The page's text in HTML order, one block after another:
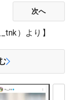
次へ
）より】